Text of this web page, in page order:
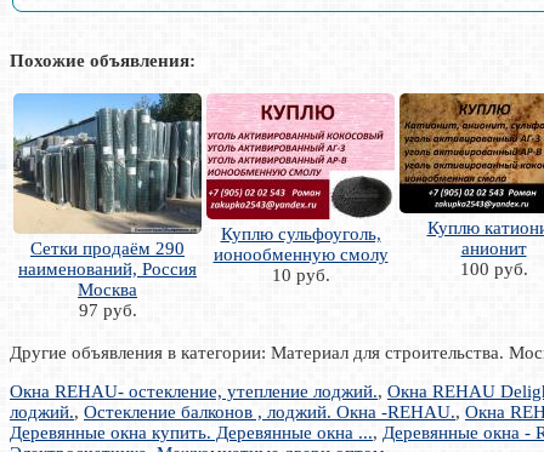
Похожие объявления:
Сетки продаём 290
наименований, Россия
Москва
97 руб.
Куплю сульфоуголь,
ионообменную смолу
10 руб.
Куплю
анионит
100 руб.
Другие объявления в категории: Материал для строительства.
Окна REHAU- остекление, утепление лоджий., Окна REHAU
лоджий., Остекление балконов , лоджий. Окна -REHAU., Окна
Деревянные окна купить. Деревянные окна ..., Деревянные окна -